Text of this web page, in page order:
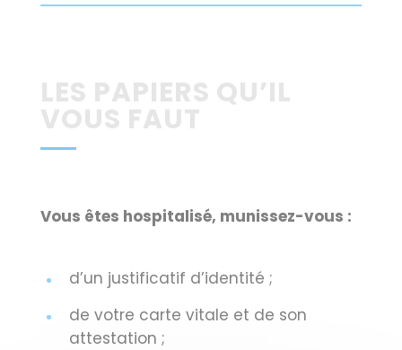
LES PAPIERS QU’IL
VOUS FAUT
Vous êtes hospitalisé, munissez-vous :
d’un justificatif d’identité ;
de votre carte vitale et de son
attestation ;